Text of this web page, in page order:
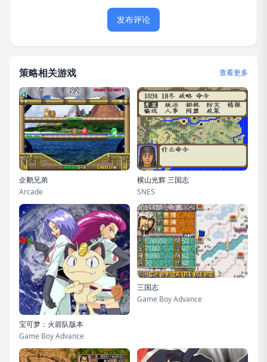
发布评论
策略相关游戏 查看更多
企鹅兄弟
Arcade
横山光辉 三国志
SNES
宝可梦：火箭队版本
Game Boy Advance
三国志
Game Boy Advance